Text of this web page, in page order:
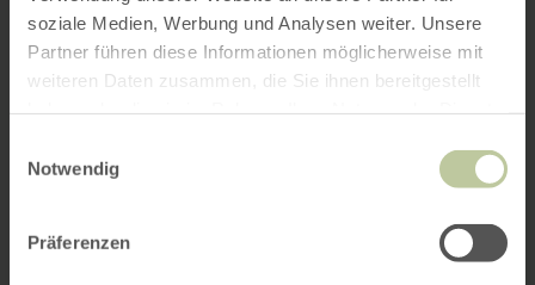
soziale Medien, Werbung und Analysen weiter. Unsere
Partner führen diese Informationen möglicherweise mit
weiteren Daten zusammen, die Sie ihnen bereitgestellt
Notwendig
Präferenzen